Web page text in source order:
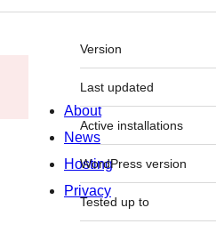
Мета
Version
Last updated
Active installations
WordPress version
Tested up to
About
News
Hosting
Privacy